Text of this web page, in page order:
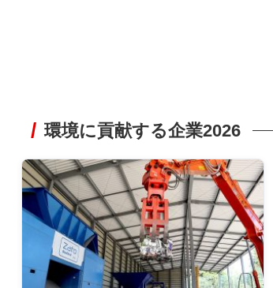
環境に貢献する企業2026